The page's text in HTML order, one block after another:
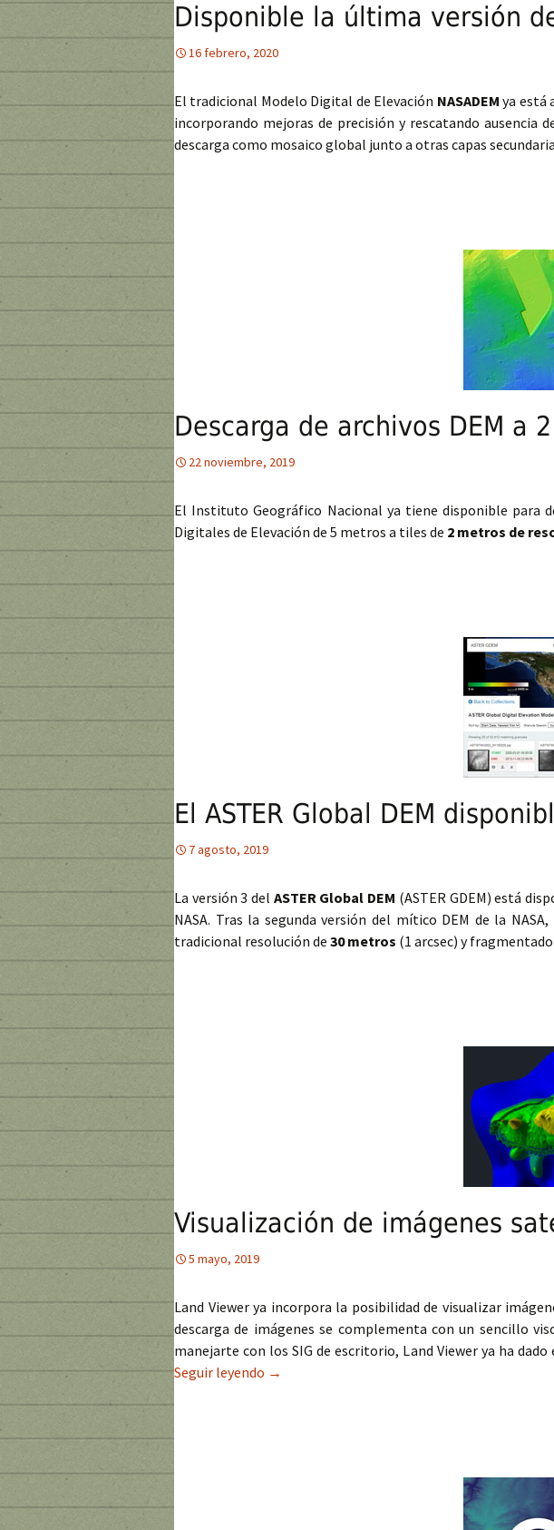
Disponible la última versión
16 febrero, 2020
El tradicional Modelo Digital de Elevación NASADEM ya está
incorporando mejoras de precisión y rescatando ausencia
descarga como mosaico global junto a otras capas
Descarga de archivos DEM a
22 noviembre, 2019
El Instituto Geográfico Nacional ya tiene disponible para
Digitales de Elevación de 5 metros a tiles de 2 metros de
El ASTER Global DEM
7 agosto, 2019
La versión 3 del ASTER Global DEM (ASTER GDEM) está
NASA. Tras la segunda versión del mítico DEM de la
tradicional resolución de 30 metros (1 arcsec) y
Visualización de imágenes
5 mayo, 2019
Land Viewer ya incorpora la posibilidad de visualizar
descarga de imágenes se complementa con un sencillo
manejarte con los SIG de escritorio, Land Viewer ya ha
Seguir leyendo Visualización de imágenes satélite en 3D en
→